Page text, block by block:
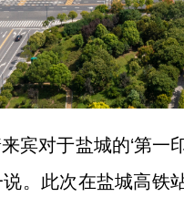
宾对于盐城的‘第
。此次在盐城高